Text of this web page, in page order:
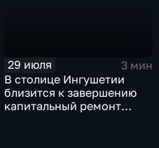
29 июля
3 мин
В столице Ингушетии
близится к завершению
капитальный ремонт